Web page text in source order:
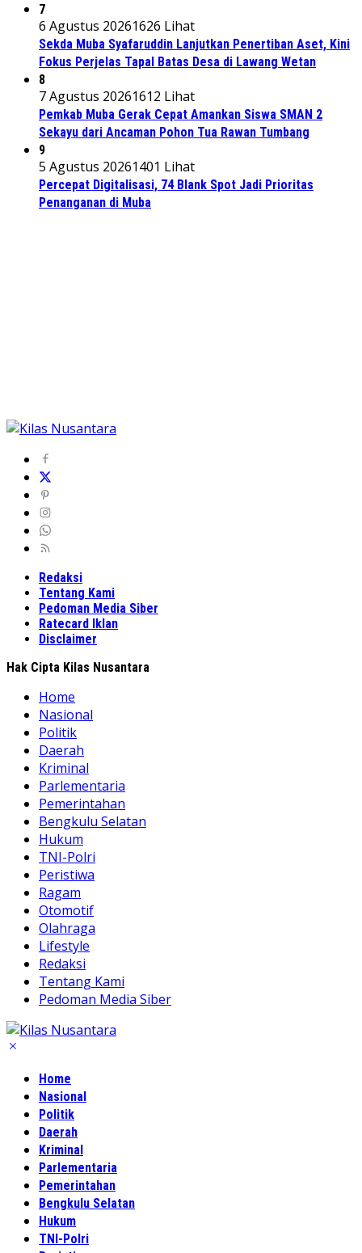
7
6 Agustus 20261626 Lihat
Sekda Muba Syafaruddin Lanjutkan Penertiban Aset, Kini
Fokus Perjelas Tapal Batas Desa di Lawang Wetan
8
7 Agustus 20261612 Lihat
Pemkab Muba Gerak Cepat Amankan Siswa SMAN 2
Sekayu dari Ancaman Pohon Tua Rawan Tumbang
9
5 Agustus 20261401 Lihat
Percepat Digitalisasi, 74 Blank Spot Jadi Prioritas
Penanganan di Muba
Redaksi
Tentang Kami
Pedoman Media Siber
Ratecard Iklan
Disclaimer
Hak Cipta Kilas Nusantara
Home
Nasional
Politik
Daerah
Kriminal
Parlementaria
Pemerintahan
Bengkulu Selatan
Hukum
TNI-Polri
Peristiwa
Ragam
Otomotif
Olahraga
Lifestyle
Redaksi
Tentang Kami
Pedoman Media Siber
Home
Nasional
Politik
Daerah
Kriminal
Parlementaria
Pemerintahan
Bengkulu Selatan
Hukum
TNI-Polri